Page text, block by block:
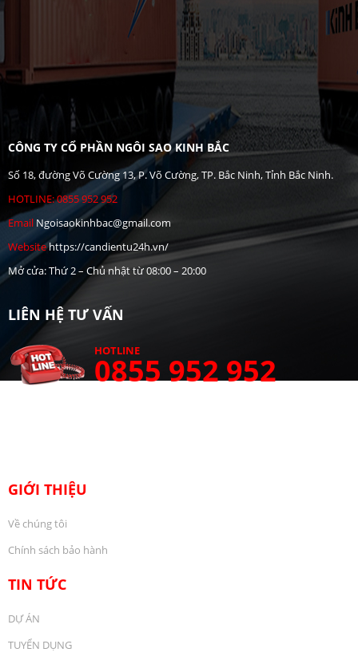
CÔNG TY CỔ PHẦN NGÔI SAO KINH BẮC
Số 18, đường Võ Cường 13, P. Võ Cường, TP. Bắc Ninh, Tỉnh Bắc Ninh.
HOTLINE: 0855 952 952
Email Ngoisaokinhbac@gmail.com
Websitehttps://candientu24h.vn/
Mở cửa: Thứ 2 – Chủ nhật từ 08:00 – 20:00
LIÊN HỆ TƯ VẤN
HOTLINE
0855 952 952
GIỚI THIỆU
Về chúng tôi
Chính sách bảo hành
TIN TỨC
DỰ ÁN
TUYỂN DỤNG